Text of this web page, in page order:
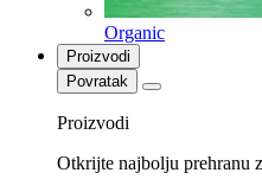
Organic
Proizvodi
Povratak
Proizvodi
Otkrijte najbolju prehranu